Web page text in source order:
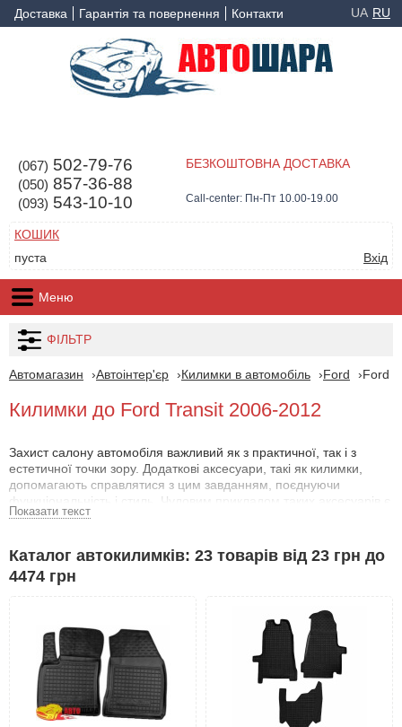
Доставка Гарантія та повернення Контакти UA RU
(067) 502-79-76
(050) 857-36-88
(093) 543-10-10
БЕЗКОШТОВНА ДОСТАВКА
Call-center: Пн-Пт 10.00-19.00
КОШИК
пуста
Вхід
Меню
ФІЛЬТР
Автомагазин Автоінтер'єр Килимки в автомобіль Ford Ford
Килимки до Ford Transit 2006-2012
Захист салону автомобіля важливий як з практичної, так і з
естетичної точки зору. Додаткові аксесуари, такі як килимки,
допомагають справлятися з цим завданням, поєднуючи
функціональність і стиль. Чудовим прикладом таких аксесуарів є
килимки для Форд Транзит 2006-2012 .
Чому варто вибрати килимки для Форд
Транзит 2006-2012 ?
пошкоджень, а й запобігають появі іржі та корозії. Використання
автокилимків для Форд Транзит 2006-2012 дає змогу власникам
авто без побоювань вирушати на природу, риболовлю,
полювання або перевозити вантажі, не турбуючись про стан
підлоги.
Переваги килимків Форд Транзит 2006-2012 :
Показати текст
Каталог автокилимків: 23 товарів від 23 грн до
4474 грн